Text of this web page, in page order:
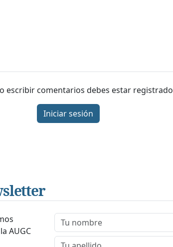
escribir comentarios debes estar registrado
Iniciar sesión
AUGC